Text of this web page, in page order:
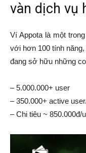
vàn dịch vụ
Ví Appota là một
với hơn 100 tính
đang sở hữu những
– 5.000.000+ user
– 350.000+ active
– Chi tiêu ~ 850.000đ/